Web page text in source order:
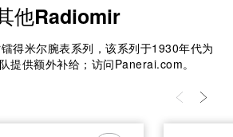
他Radiomir
得米尔腕表系列，该系列于1930年代为
提供额外补给；访问Panerai.com。